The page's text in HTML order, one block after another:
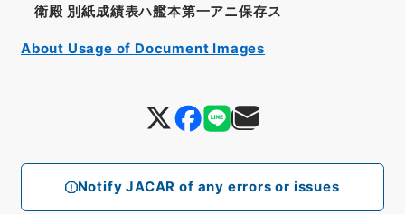
Notify JACAR of any errors or issues
衛殿 別紙成績表ハ艦本第一アニ保存ス
About Usage of Document Images